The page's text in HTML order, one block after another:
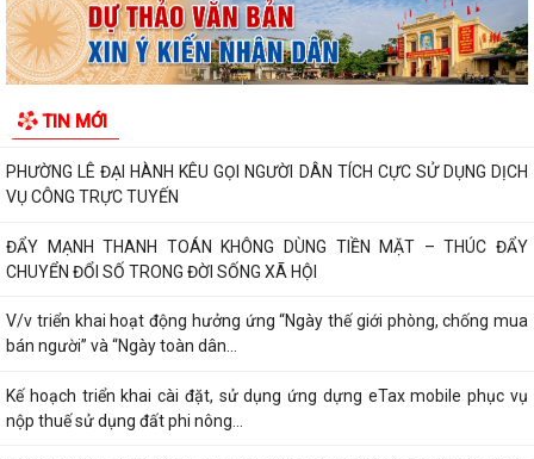
TIN MỚI
Văn bản hợp nhất số 72/2026/VBHN-NĐ-BNNMT ngày 20 tháng 7
năm 2026 về Nghị định xử phạt vi phạm...
khẩu) và xe Rebel 500 & CL500 (xe...
PHƯỜNG LÊ ĐẠI HÀNH KÊU GỌI NGƯỜI DÂN TÍCH CỰC SỬ DỤNG DỊCH
VỤ CÔNG TRỰC TUYẾN
ĐẨY MẠNH THANH TOÁN KHÔNG DÙNG TIỀN MẶT – THÚC ĐẨY
CHUYỂN ĐỔI SỐ TRONG ĐỜI SỐNG XÃ HỘI
V/v triển khai hoạt động hưởng ứng “Ngày thế giới phòng, chống mua
bán người” và “Ngày toàn dân...
Kế hoạch triển khai cài đặt, sử dụng ứng dựng eTax mobile phục vụ
nộp thuế sử dụng đất phi nông...